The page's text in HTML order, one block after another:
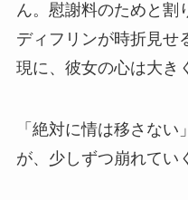
ん。慰謝料のためと割
ディフリンが時折見せ
現に、彼女の心は大き
「絶対に情は移さな
が、少しずつ崩れてい